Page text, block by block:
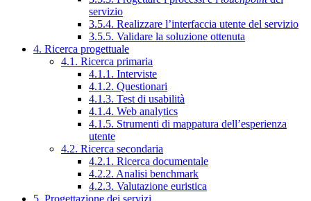
servizio
3.5.4. Realizzare l’interfaccia utente del servizio
3.5.5. Validare la soluzione ottenuta
4. Ricerca progettuale
4.1. Ricerca primaria
4.1.1. Interviste
4.1.2. Questionari
4.1.3. Test di usabilità
4.1.4. Web analytics
4.1.5. Strumenti di mappatura dell’esperienza
utente
4.2. Ricerca secondaria
4.2.1. Ricerca documentale
4.2.2. Analisi benchmark
4.2.3. Valutazione euristica
5. Progettazione dei servizi